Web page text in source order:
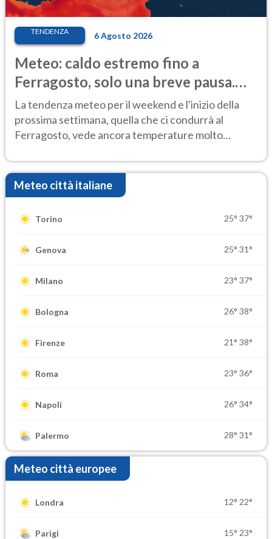
TENDENZA 6 Agosto 2026
Meteo: caldo estremo fino a
Ferragosto, solo una breve pausa.
Ecco dove
La tendenza meteo per il weekend e l'inizio della
prossima settimana, quella che ci condurrà al
Ferragosto, vede ancora temperature molto
Meteo città italiane
Torino 25° 37°
Genova 25° 31°
Milano 23° 37°
Bologna 26° 38°
Firenze 21° 38°
Roma 23° 36°
Napoli 26° 34°
Palermo 28° 31°
Meteo città europee
Londra 12° 22°
Parigi 15° 23°